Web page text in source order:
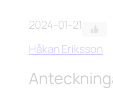
2024-01-21
Håkan Eriksson